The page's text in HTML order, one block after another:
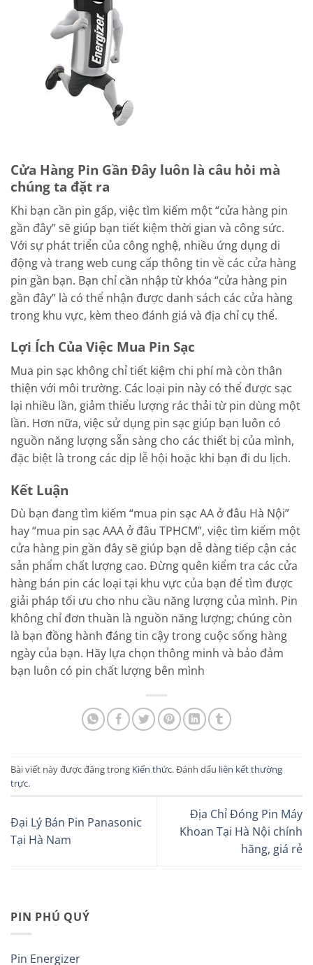
PIN PHÚ QUÝ
Pin Energizer
Cửa Hàng Pin Gần Đây luôn là câu hỏi mà
chúng ta đặt ra
Khi bạn cần pin gấp, việc tìm kiếm một “cửa hàng pin
gần đây” sẽ giúp bạn tiết kiệm thời gian và công sức.
Với sự phát triển của công nghệ, nhiều ứng dụng di
động và trang web cung cấp thông tin về các cửa hàng
pin gần bạn. Bạn chỉ cần nhập từ khóa “cửa hàng pin
gần đây” là có thể nhận được danh sách các cửa hàng
trong khu vực, kèm theo đánh giá và địa chỉ cụ thể.
Lợi Ích Của Việc Mua Pin Sạc
Mua pin sạc không chỉ tiết kiệm chi phí mà còn thân
thiện với môi trường. Các loại pin này có thể được sạc
lại nhiều lần, giảm thiểu lượng rác thải từ pin dùng một
lần. Hơn nữa, việc sử dụng pin sạc giúp bạn luôn có
nguồn năng lượng sẵn sàng cho các thiết bị của mình,
đặc biệt là trong các dịp lễ hội hoặc khi bạn đi du lịch.
Kết Luận
Dù bạn đang tìm kiếm “mua pin sạc AA ở đâu Hà Nội”
hay “mua pin sạc AAA ở đâu TPHCM”, việc tìm kiếm một
cửa hàng pin gần đây sẽ giúp bạn dễ dàng tiếp cận các
sản phẩm chất lượng cao. Đừng quên kiểm tra các cửa
hàng bán pin các loại tại khu vực của bạn để tìm được
giải pháp tối ưu cho nhu cầu năng lượng của mình. Pin
không chỉ đơn thuần là nguồn năng lượng; chúng còn
là bạn đồng hành đáng tin cậy trong cuộc sống hàng
ngày của bạn. Hãy lựa chọn thông minh và bảo đảm
bạn luôn có pin chất lượng bên mình
Bài viết này được đăng trong Kiến thức. Đánh dấu liên kết thường
trực.
Đại Lý Bán Pin Panasonic
Tại Hà Nam
Địa Chỉ Đóng Pin Máy
Khoan Tại Hà Nội chính
hãng, giá rẻ